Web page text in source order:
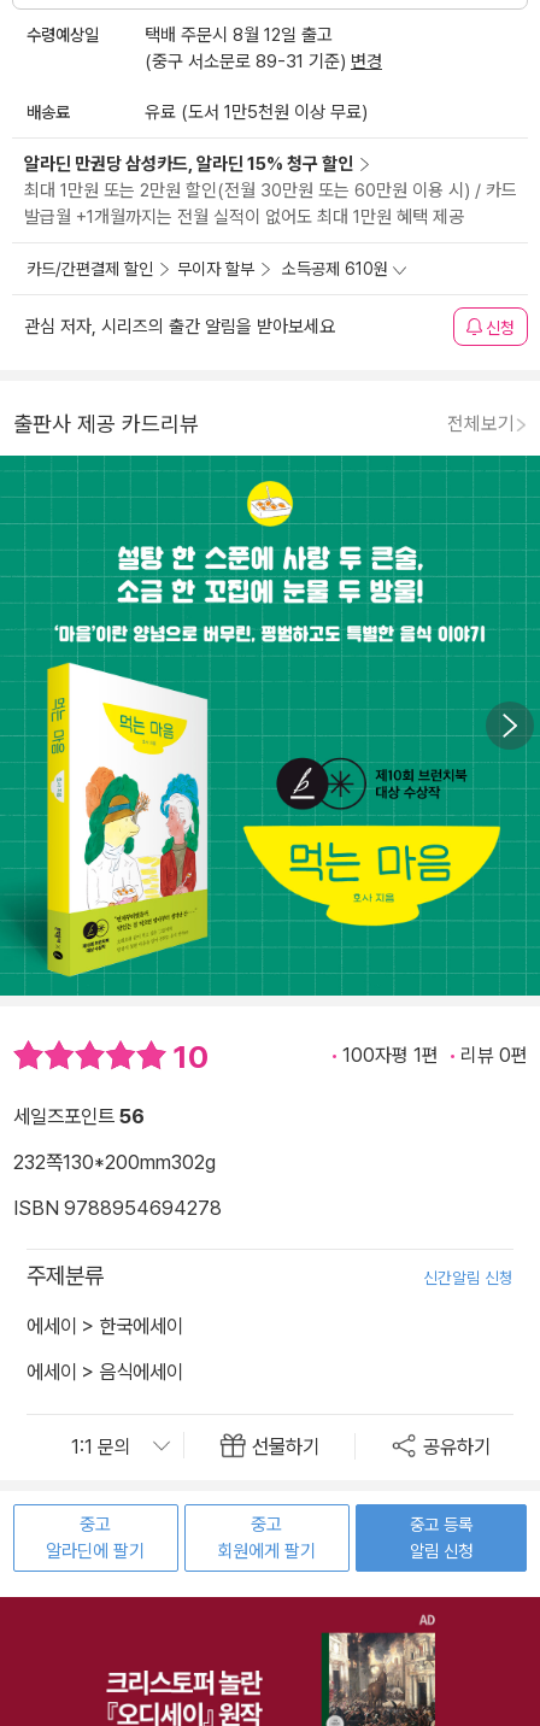
수령예상일
택배 주문시 8월 12일 출고
(중구 서소문로 89-31 기준) 변경
배송료 유료 (도서 1만5천원 이상 무료)
알라딘 만권당 삼성카드, 알라딘 15% 청구 할인
최대 1만원 또는 2만원 할인(전월 30만원 또는 60만원 이용 시) / 카드
발급월 +1개월까지는 전월 실적이 없어도 최대 1만원 혜택 제공
카드/간편결제 할인 무이자 할부 소득공제 610원
관심 저자, 시리즈의 출간 알림을 받아보세요 신청
출판사 제공 카드리뷰 전체보기
10 100자평 1편 리뷰 0편
세일즈포인트 56
232쪽130*200mm302g
ISBN 9788954694278
주제분류 신간알림 신청
에세이 > 한국에세이
에세이 > 음식에세이
선물하기 공유하기
중고
알라딘에 팔기
중고
회원에게 팔기
중고 등록
알림 신청